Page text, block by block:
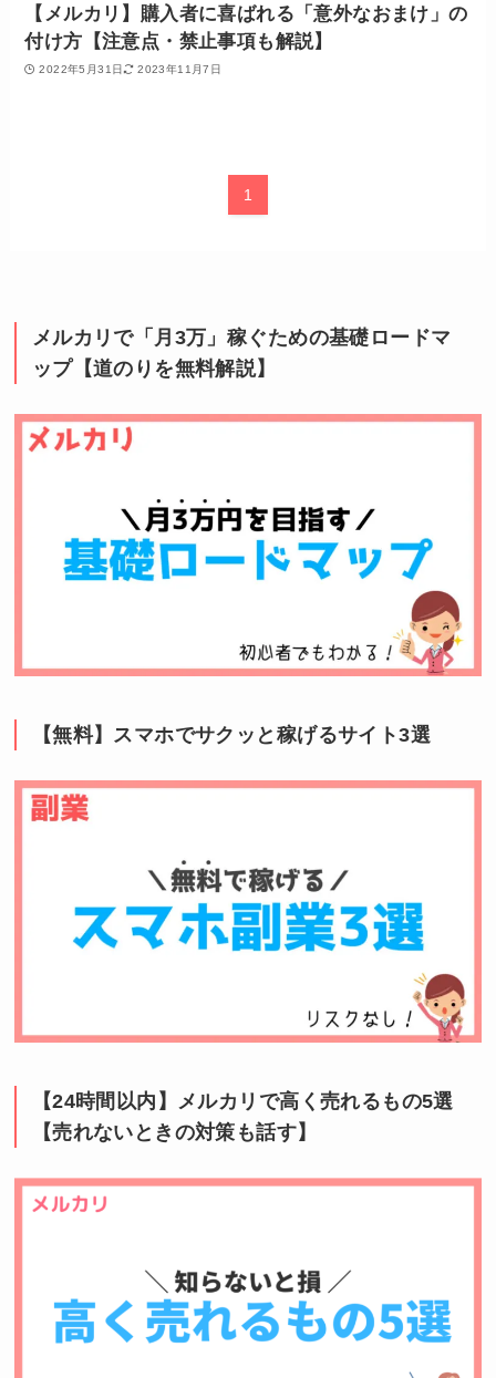
【メルカリ】購入者に喜ばれる「意外なおまけ」の
付け方【注意点・禁止事項も解説】
2022年5月31日 2023年11月7日
1
メルカリで「月3万」稼ぐための基礎ロードマ
ップ【道のりを無料解説】
【無料】スマホでサクッと稼げるサイト3選
【24時間以内】メルカリで高く売れるもの5選
【売れないときの対策も話す】